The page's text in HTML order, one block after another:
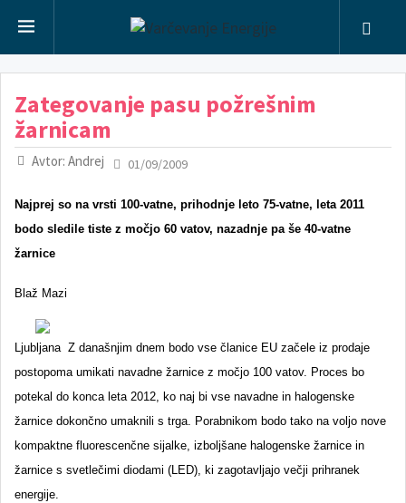
Zategovanje pasu požrešnim
žarnicam
Avtor: Andrej 01/09/2009
Najprej so na vrsti 100-vatne, prihodnje leto 75-vatne, leta 2011
bodo sledile tiste z močjo 60 vatov, nazadnje pa še 40-vatne
žarnice
Blaž Mazi
Ljubljana Z današnjim dnem bodo vse članice EU začele iz prodaje
postopoma umikati navadne žarnice z močjo 100 vatov. Proces bo
potekal do konca leta 2012, ko naj bi vse navadne in halogenske
žarnice dokončno umaknili s trga. Porabnikom bodo tako na voljo nove
kompaktne fluorescenčne sijalke, izboljšane halogenske žarnice in
žarnice s svetlečimi diodami (LED), ki zagotavljajo večji prihranek
energije.